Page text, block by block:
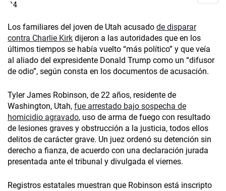
Los familiares del joven de Utah acusado de disparar
contra Charlie Kirk dijeron a las autoridades que en los
últimos tiempos se había vuelto “más político” y que veía
al aliado del expresidente Donald Trump como un “difusor
de odio”, según consta en los documentos de acusación.
Tyler James Robinson, de 22 años, residente de
Washington, Utah, fue arrestado bajo sospecha de
homicidio agravado, uso de arma de fuego con resultado
de lesiones graves y obstrucción a la justicia, todos ellos
delitos de carácter grave. Un juez ordenó su detención sin
derecho a fianza, de acuerdo con una declaración jurada
presentada ante el tribunal y divulgada el viernes.
Registros estatales muestran que Robinson está inscripto